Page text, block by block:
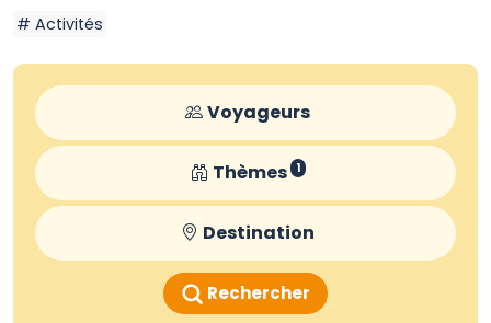
Activités
Voyageurs
Thèmes 1
Destination
Rechercher